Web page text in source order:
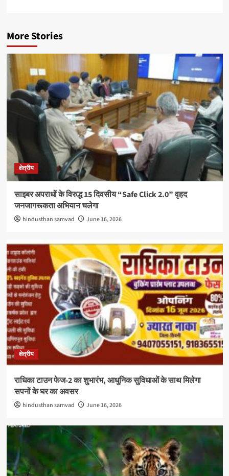
More Stories
क्षेत्रीय
साइबर अपराधों के विरुद्ध 15 दिवसीय “Safe Click 2.0” वृहद
जनजागरूकता अभियान चलेगा
hindusthan samvad June 16, 2026
क्षेत्रीय
राधिका टाउन फेज-2 का शुभारंभ, आधुनिक सुविधाओं के साथ मिलेगा
सपनों के घर का अवसर
hindusthan samvad June 16, 2026